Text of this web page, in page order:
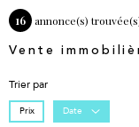
16 annonce(s)
Vente
Trier par
Prix Date